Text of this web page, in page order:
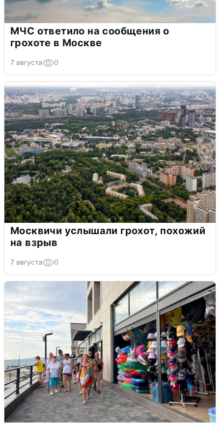
МЧС ответило на сообщения о
грохоте в Москве
7 августа 0
Москвичи услышали грохот, похожий
на взрыв
7 августа 0